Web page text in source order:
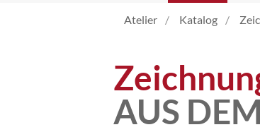
Atelier Katalog
AUS